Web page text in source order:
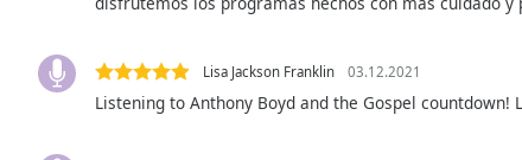
dialog
Lisa Jackson Franklin 03.12.2021
Listening to Anthony Boyd and the Gospel countdown!